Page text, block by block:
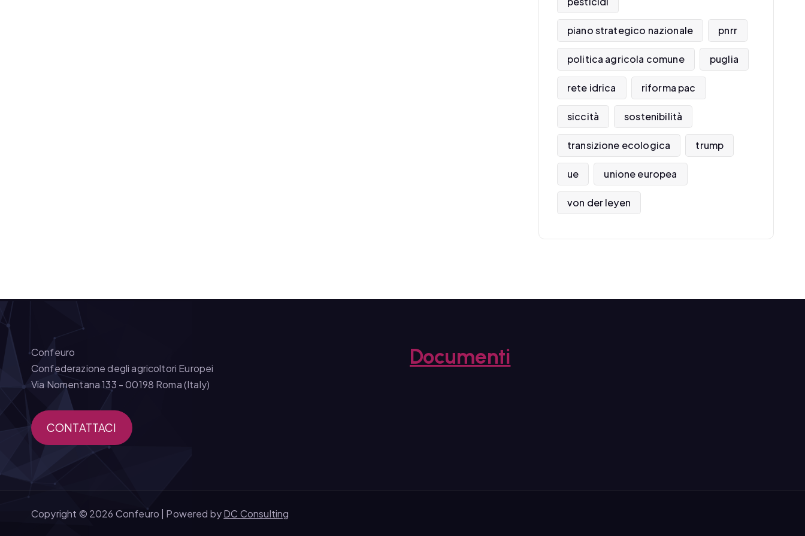
piano strategico nazionale pnrr
politica agricola comune puglia
rete idrica riforma pac
siccità sostenibilità
transizione ecologica trump
ue unione europea
von der leyen
Confeuro
Confederazione degli agricoltori Europei
Via Nomentana 133 - 00198 Roma (Italy)
CONTATTACI
Documenti
Copyright © 2026 Confeuro | Powered byDC Consulting